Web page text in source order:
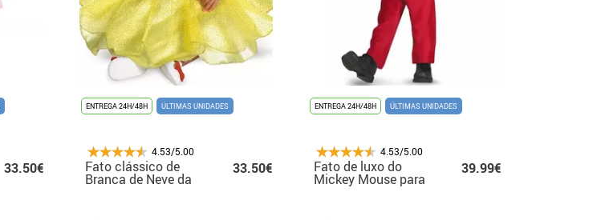
33.50€
ENTREGA 24H/48H ÚLTIMAS UNIDADES
4.53/5.00
Fato clássico de
Branca de Neve da
33.50€
ENTREGA 24H/48H ÚLTIMAS UNIDADES
4.53/5.00
Fato de luxo do
Mickey Mouse para
menino
39.99€